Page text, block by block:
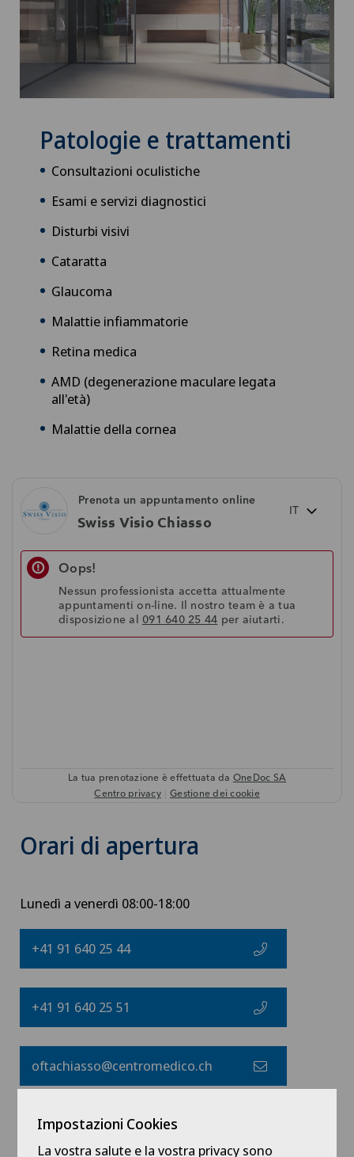
Patologie e trattamenti
Consultazioni oculistiche
Esami e servizi diagnostici
Disturbi visivi
Cataratta
Glaucoma
Malattie infiammatorie
Retina medica
AMD (degenerazione maculare legata
all'età)
Malattie della cornea
Orari di apertura
Lunedì a venerdì 08:00-18:00
+41 91 640 25 44
+41 91 640 25 51
oftachiasso@centromedico.ch
Indirizzo
Impostazioni Cookies
La vostra salute e la vostra privacy sono